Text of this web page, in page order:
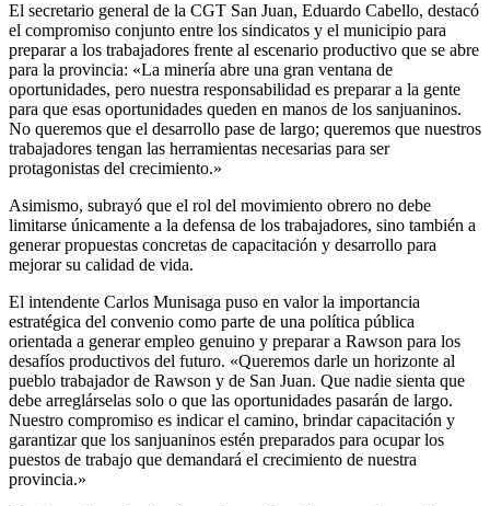
El secretario general de la CGT San Juan, Eduardo Cabello, destacó
el compromiso conjunto entre los sindicatos y el municipio para
preparar a los trabajadores frente al escenario productivo que se abre
para la provincia: «La minería abre una gran ventana de
oportunidades, pero nuestra responsabilidad es preparar a la gente
para que esas oportunidades queden en manos de los sanjuaninos.
No queremos que el desarrollo pase de largo; queremos que nuestros
trabajadores tengan las herramientas necesarias para ser
protagonistas del crecimiento.»
Asimismo, subrayó que el rol del movimiento obrero no debe
limitarse únicamente a la defensa de los trabajadores, sino también a
generar propuestas concretas de capacitación y desarrollo para
mejorar su calidad de vida.
El intendente Carlos Munisaga puso en valor la importancia
estratégica del convenio como parte de una política pública
orientada a generar empleo genuino y preparar a Rawson para los
desafíos productivos del futuro. «Queremos darle un horizonte al
pueblo trabajador de Rawson y de San Juan. Que nadie sienta que
debe arreglárselas solo o que las oportunidades pasarán de largo.
Nuestro compromiso es indicar el camino, brindar capacitación y
garantizar que los sanjuaninos estén preparados para ocupar los
puestos de trabajo que demandará el crecimiento de nuestra
provincia.»